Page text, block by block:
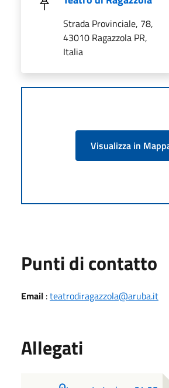
Strada Provinciale, 78,
43010 Ragazzola PR,
Italia
Visualizza in
Punti di contatto
Email :teatrodiragazzola@aruba.it
Allegati